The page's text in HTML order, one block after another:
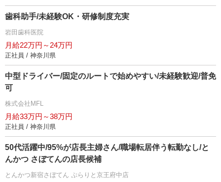
歯科助手/未経験OK・研修制度充実
田歯科医院
月給22万円～24万円
正社員 / 神奈川県
中型ドライバー/固定のルートで始めやすい/未経験歓迎/普免
可
株式会社MFL
月給33万円～38万円
正社員 / 神奈川県
50代活躍中/95%が店長主婦さん/職場転居伴う転勤なし/と
んかつ さぼてんの店長候補
とんかつ新宿さぼてん ぷらりと京王府中店